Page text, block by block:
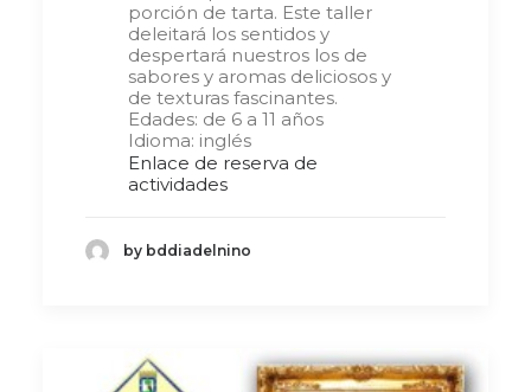
porción de tarta. Este taller
deleitará los sentidos y
despertará nuestros los de
sabores y aromas deliciosos y
de texturas fascinantes.
Edades: de 6 a 11 años
Idioma: inglés
Enlace de reserva de
actividades
by bddiadelnino